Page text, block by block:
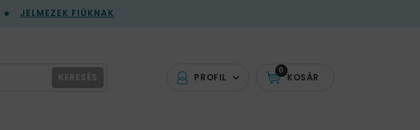
JELMEZEK FIÚKNAK
PROFIL KOSÁR
0
KERESÉS